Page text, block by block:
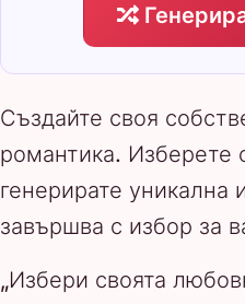
Създайте своя
романтика. Изберете
генерирате уникална
завършва с избор за
„Избери своята